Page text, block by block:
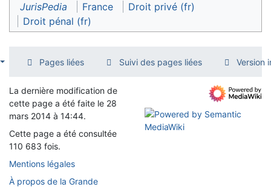
JurisPedia
France
Droit privé (fr)
Droit pénal (fr)
Pages liées Suivi des pages liées Version
La dernière modification de
cette page a été faite le 28
mars 2014 à 14:44.
Cette page a été consultée
110 683 fois.
Mentions légales
À propos de la Grande